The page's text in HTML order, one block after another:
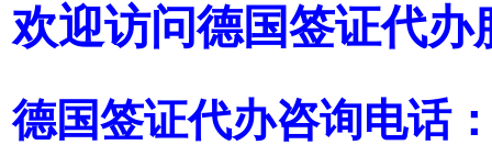
欢迎访问德国签证代办
德国签证代办咨询电话